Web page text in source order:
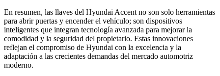
En resumen, las llaves del Hyundai Accent no son solo herramientas
para abrir puertas y encender el vehículo; son dispositivos
inteligentes que integran tecnología avanzada para mejorar la
comodidad y la seguridad del propietario. Estas innovaciones
reflejan el compromiso de Hyundai con la excelencia y la
adaptación a las crecientes demandas del mercado automotriz
moderno.